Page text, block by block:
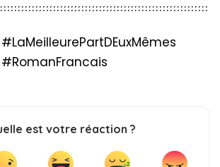
est votre réaction ?